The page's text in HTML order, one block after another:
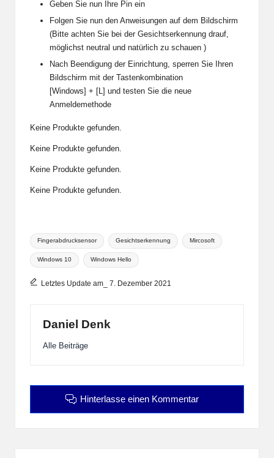
Geben Sie nun Ihre Pin ein
Folgen Sie nun den Anweisungen auf dem Bildschirm
(Bitte achten Sie bei der Gesichtserkennung drauf,
möglichst neutral und natürlich zu schauen )
Nach Beendigung der Einrichtung, sperren Sie Ihren
Bildschirm mit der Tastenkombination
[Windows] + [L] und testen Sie die neue
Anmeldemethode
Keine Produkte gefunden.
Keine Produkte gefunden.
Keine Produkte gefunden.
Keine Produkte gefunden.
Tags:
Fingerabdrucksensor Gesichtserkennung Mircosoft
Windows 10 Windows Hello
Letztes Update am_ 7. Dezember 2021
Daniel Denk
Alle Beiträge
Hinterlasse einen Kommentar